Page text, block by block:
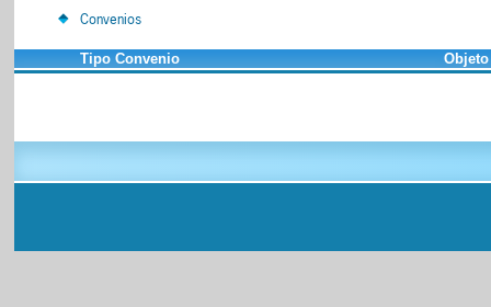
Convenios
Tipo Convenio Objeto